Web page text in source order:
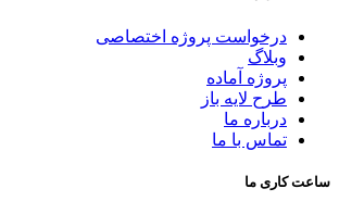
درخواست پروژه اختصاصی
وبلاگ
پروژه آماده
طرح لایه باز
درباره ما
تماس با ما
ساعت کاری ما